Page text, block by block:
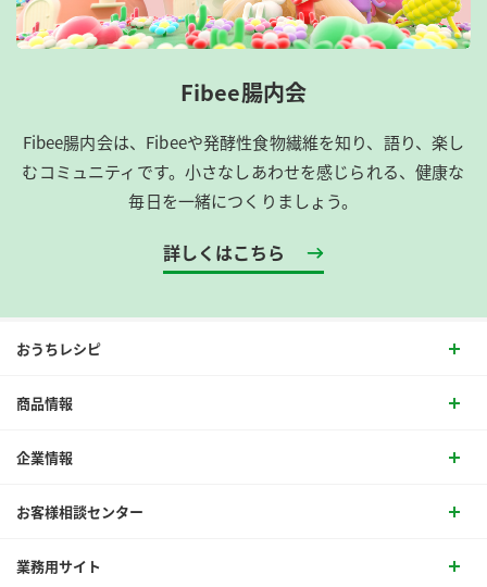
Fibee腸内会
Fibee腸内会は、​Fibeeや発酵性食物繊維を知り、語り、楽し
むコミュニティです。​小さなしあわせを感じられる、健康な
毎日を一緒につくりましょう。
詳しくはこちら
おうちレシピ
商品情報
企業情報
お客様相談センター
業務用サイト